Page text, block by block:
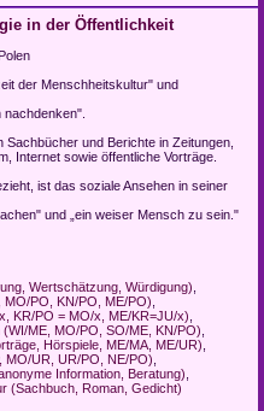
in der Öffentlichkeit
der Menschheitskultur" und
und Berichte in Zeitungen,
Internet sowie öffentliche Vorträge.
ist das soziale Ansehen in seiner
und „ein weiser Mensch zu sein."
Wertschätzung, Würdigung)
MO/PO, KN/PO, ME/PO)
KR/PO = MO/x, ME/KR=JU/x)
ME, MO/PO, SO/ME, KN/PO)
Hörspiele, ME/MA, ME/UR)
MO/UR, UR/PO, NE/PO)
Information, Beratung)
(Sachbuch, Roman, Gedicht)